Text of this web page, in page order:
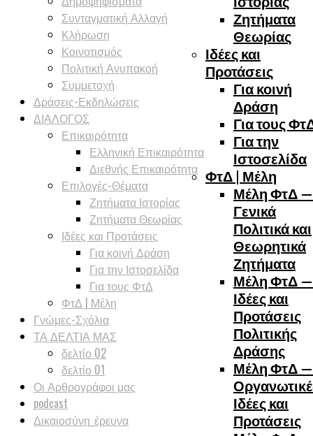
Ζητήματα
Θεωρίας
Ιδέες και
Προτάσεις
Για κοινή
Δράση
Για τους
Για την
Ιστοσελίδα
ΦτΔ | Μέλη
Μέλη ΦτΔ —
Γενικά
Πολιτικά και
Θεωρητικά
Ζητήματα
Μέλη ΦτΔ —
Ιδέες και
Προτάσεις
Πολιτικής
Δράσης
Μέλη ΦτΔ —
Ιδέες και
Προτάσεις
Συνταγματική Αλλαγή
Κλήρωση
Κοινοτισμός
Πολιτική Ανυπακοή
Συμμετοχή
Δράσεις-Εκδηλώσεις
ΔΙΑΛΟΓΟΣ
Επικαιρότητα
Ελληνική Επικαιρότητα
Διεθνής Επικαιρότητα
Επιλογές-Θέματα
Ζητήματα Ιστορίας
Ζητήματα Θεωρίας
Ιδέες και Προτάσεις
Για κοινή Δράση
Για την Ιστοσελίδα
Για τους ΦτΔ
ΦτΔ | Μέλη
Γνώμες-Σχόλια
ΤΑ ΔΕΛΤΙΑ ΜΑΣ
δελτίο 02
δελτίο 01
Οι Αρθρογράφοι μας
podcast
Δικαιοσύνη_έρευνα